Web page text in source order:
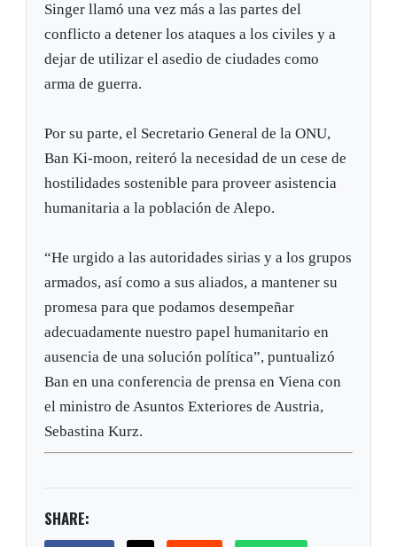
Singer llamó una vez más a las partes del
conflicto a detener los ataques a los civiles y a
dejar de utilizar el asedio de ciudades como
arma de guerra.
Por su parte, el Secretario General de la ONU,
Ban Ki-moon, reiteró la necesidad de un cese de
hostilidades sostenible para proveer asistencia
humanitaria a la población de Alepo.
“He urgido a las autoridades sirias y a los grupos
armados, así como a sus aliados, a mantener su
promesa para que podamos desempeñar
adecuadamente nuestro papel humanitario en
ausencia de una solución política”, puntualizó
Ban en una conferencia de prensa en Viena con
el ministro de Asuntos Exteriores de Austria,
Sebastina Kurz.
SHARE: